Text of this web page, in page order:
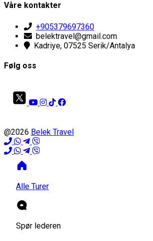
Våre kontakter
+905379697360
belektravel@gmail.com
Kadriye, 07525 Serik/Antalya
Følg oss
@2026 Belek Travel
Alle Turer
Spør lederen